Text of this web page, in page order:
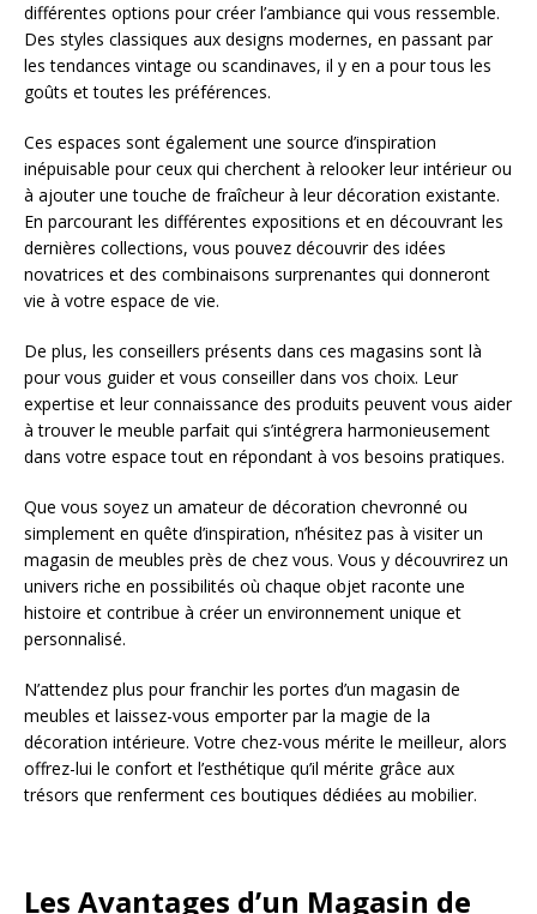
différentes options pour créer l’ambiance qui vous ressemble.
Des styles classiques aux designs modernes, en passant par
les tendances vintage ou scandinaves, il y en a pour tous les
goûts et toutes les préférences.
Ces espaces sont également une source d’inspiration
inépuisable pour ceux qui cherchent à relooker leur intérieur ou
à ajouter une touche de fraîcheur à leur décoration existante.
En parcourant les différentes expositions et en découvrant les
dernières collections, vous pouvez découvrir des idées
novatrices et des combinaisons surprenantes qui donneront
vie à votre espace de vie.
De plus, les conseillers présents dans ces magasins sont là
pour vous guider et vous conseiller dans vos choix. Leur
expertise et leur connaissance des produits peuvent vous aider
à trouver le meuble parfait qui s’intégrera harmonieusement
dans votre espace tout en répondant à vos besoins pratiques.
Que vous soyez un amateur de décoration chevronné ou
simplement en quête d’inspiration, n’hésitez pas à visiter un
magasin de meubles près de chez vous. Vous y découvrirez un
univers riche en possibilités où chaque objet raconte une
histoire et contribue à créer un environnement unique et
personnalisé.
N’attendez plus pour franchir les portes d’un magasin de
meubles et laissez-vous emporter par la magie de la
décoration intérieure. Votre chez-vous mérite le meilleur, alors
offrez-lui le confort et l’esthétique qu’il mérite grâce aux
trésors que renferment ces boutiques dédiées au mobilier.
Les Avantages d’un Magasin de